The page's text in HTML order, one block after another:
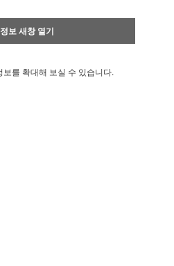
보 새창 열기
보를 확대해 보실 수 있습니다.